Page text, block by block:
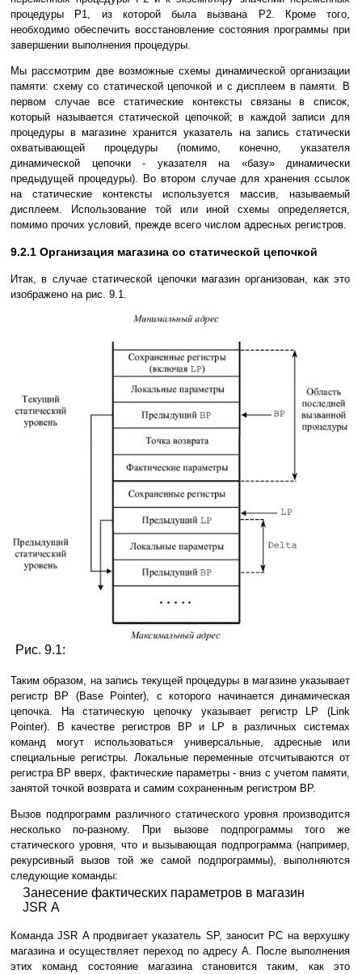
процедуры P1, из которой была вызвана P2. Кроме того,
необходимо обеспечить восстановление состояния программы при
завершении выполнения процедуры.
Мы рассмотрим две возможные схемы динамической организации
памяти: схему со статической цепочкой и с дисплеем в памяти. В
первом случае все статические контексты связаны в список,
который называется статической цепочкой; в каждой записи для
процедуры в магазине хранится указатель на запись статически
охватывающей процедуры (помимо, конечно, указателя
динамической цепочки - указателя на «базу» динамически
предыдущей процедуры). Во втором случае для хранения ссылок
на статические контексты используется массив, называемый
дисплеем. Использование той или иной схемы определяется,
помимо прочих условий, прежде всего числом адресных регистров.
9.2.1 Организация магазина со статической цепочкой
Итак, в случае статической цепочки магазин организован, как это
изображено на рис. 9.1.
Рис. 9.1:
Таким образом, на запись текущей процедуры в магазине указывает
регистр BP (Base Pointer), с которого начинается динамическая
цепочка. На статическую цепочку указывает регистр LP (Link
Pointer). В качестве регистров BP и LP в различных системах
команд могут использоваться универсальные, адресные или
специальные регистры. Локальные переменные отсчитываются от
регистра BP вверх, фактические параметры - вниз с учетом памяти,
занятой точкой возврата и самим сохраненным регистром BP.
Вызов подпрограмм различного статического уровня производится
несколько по-разному. При вызове подпрограммы того же
статического уровня, что и вызывающая подпрограмма (например,
рекурсивный вызов той же самой подпрограммы), выполняются
следующие команды:
Занесение фактических параметров в магазин
JSR A
Команда JSR A продвигает указатель SP, заносит PC на верхушку
магазина и осуществляет переход по адресу A. После выполнения
этих команд состояние магазина становится таким, как это